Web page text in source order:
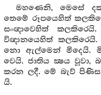
මහණෙනි, මෙසේ
තෙමේ රූපයෙහිත්
සංඥාවෙහිත්
විඥානයෙහිත්
නො ඇල්මෙන් මිදෙයි.
වෙයි. ජාතිය ක්‍ෂය වූවා,
කරන ලදී. මේ බැව්
යි.